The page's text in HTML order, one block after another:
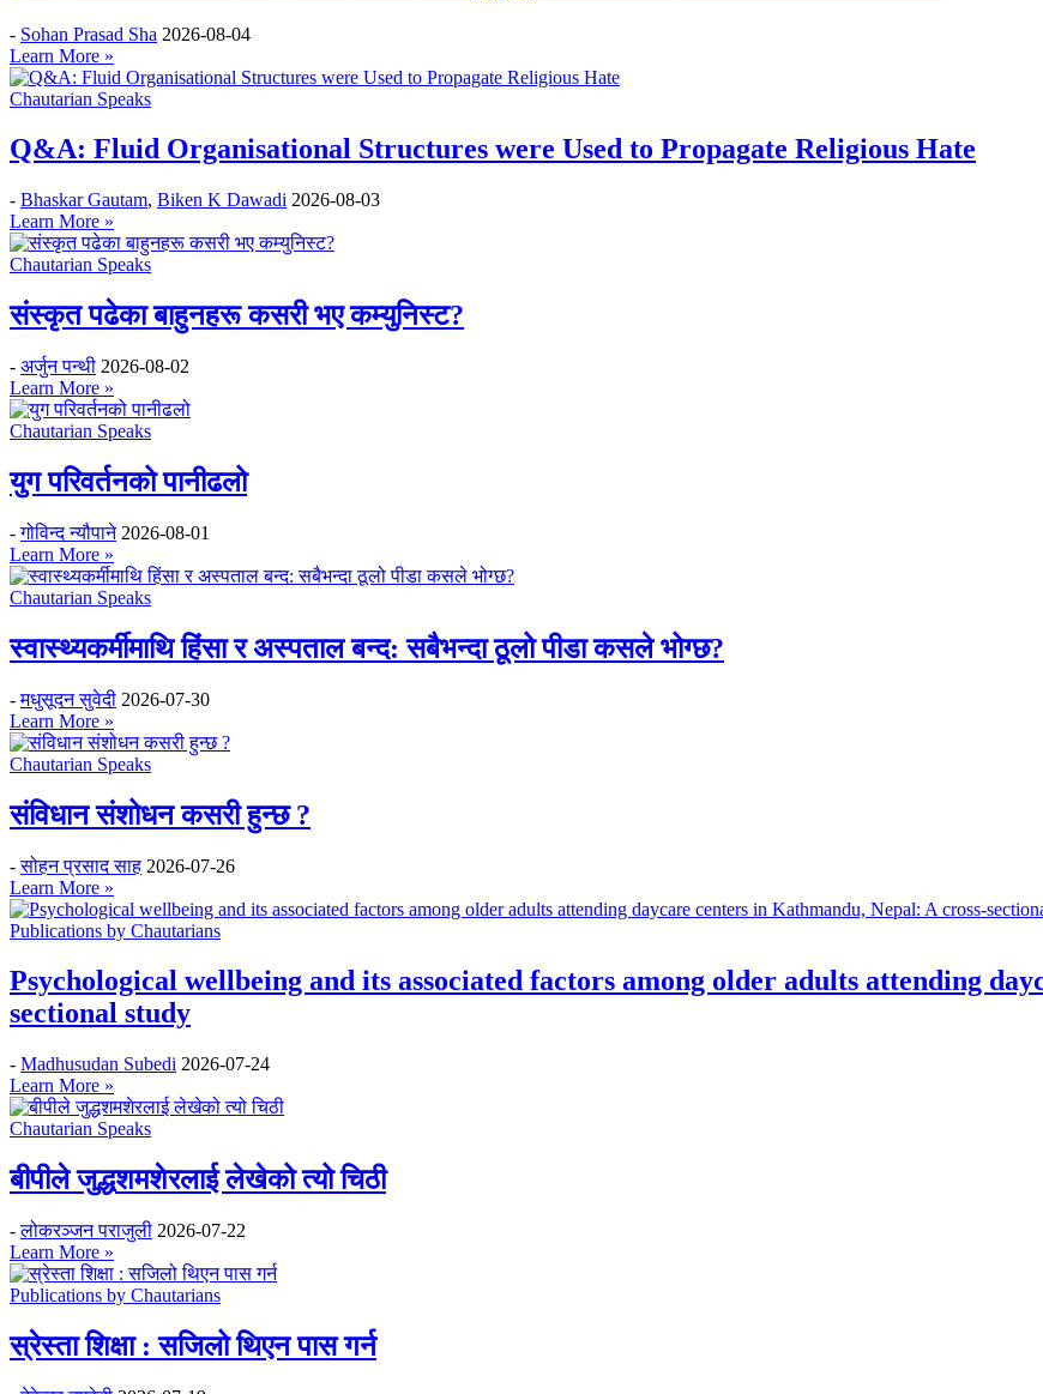
- Sohan Prasad Sha 2026-08-04
Learn More »
Chautarian Speaks
Q&A: Fluid Organisational Structures were Used to Propagate Religious Hate
- Bhaskar Gautam, Biken K Dawadi 2026-08-03
Learn More »
Chautarian Speaks
संस्कृत पढेका बाहुनहरू कसरी भए कम्युनिस्ट?
- अर्जुन पन्थी 2026-08-02
Learn More »
Chautarian Speaks
युग परिवर्तनको पानीढलो
-गोविन्द न्यौपाने 2026-08-01
Learn More »
Chautarian Speaks
स्वास्थ्यकर्मीमाथि हिंसा र अस्पताल बन्द: सबैभन्दा ठूलो पीडा कसले भोग्छ?
-मधुसूदन सुवेदी 2026-07-30
Learn More »
Chautarian Speaks
संविधान संशोधन कसरी हुन्छ ?
-सोहन प्रसाद साह 2026-07-26
Learn More »
Publications by Chautarians
Psychological wellbeing and its associated factors among older adults attending
sectional study
- Madhusudan Subedi 2026-07-24
Learn More »
Chautarian Speaks
बीपीले जुद्धशमशेरलाई लेखेको त्यो चिठी
-लोकरञ्‍जन पराजुली 2026-07-22
Learn More »
Publications by Chautarians
स्रेस्ता शिक्षा : सजिलो थिएन पास गर्न